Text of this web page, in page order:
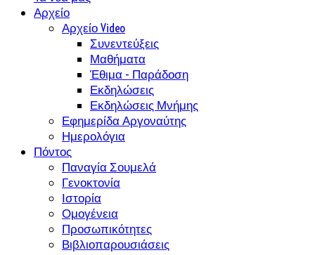
Αρχείο
Αρχείο Video
Συνεντεύξεις
Μαθήματα
Έθιμα - Παράδοση
Εκδηλώσεις
Εκδηλώσεις Μνήμης
Εφημερίδα Αργοναύτης
Ημερολόγια
Πόντος
Παναγία Σουμελά
Γενοκτονία
Ιστορία
Ομογένεια
Προσωπικότητες
Βιβλιοπαρουσιάσεις